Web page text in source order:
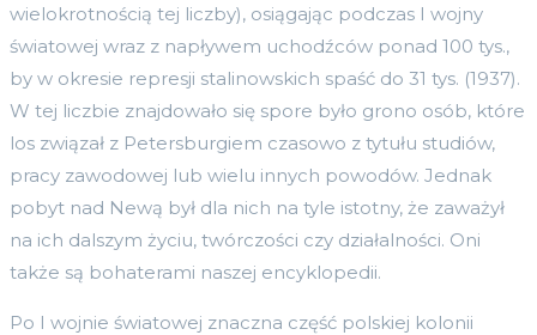
wielokrotnością tej liczby), osiągając podczas I wojny
światowej wraz z napływem uchodźców ponad 100 tys.,
by w okresie represji stalinowskich spaść do 31 tys. (1937).
W tej liczbie znajdowało się spore było grono osób, które
los związał z Petersburgiem czasowo z tytułu studiów,
pracy zawodowej lub wielu innych powodów. Jednak
pobyt nad Newą był dla nich na tyle istotny, że zaważył
na ich dalszym życiu, twórczości czy działalności. Oni
także są bohaterami naszej encyklopedii.
Po I wojnie światowej znaczna część polskiej kolonii